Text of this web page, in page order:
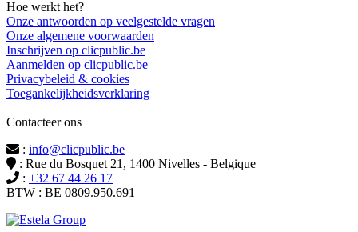
Hoe werkt het?
Onze antwoorden op veelgestelde vragen
Onze algemene voorwaarden
Inschrijven op clicpublic.be
Aanmelden op clicpublic.be
Privacybeleid & cookies
Toegankelijkheidsverklaring
Contacteer ons
: info@clicpublic.be
: Rue du Bosquet 21, 1400 Nivelles - Belgique
: +32 67 44 26 17
BTW : BE 0809.950.691